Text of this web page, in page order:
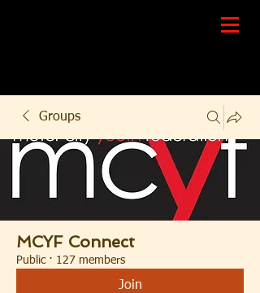
Groups
MCYF Connect
Public · 127 members
Join